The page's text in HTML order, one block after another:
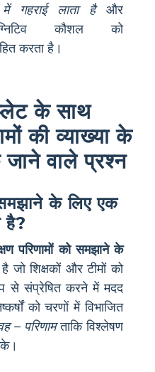
गहराई लाता हैऔर
कौशल को
करता है।
के साथ
की व्याख्या के
वाले प्रश्न
समझाने के लिए एक
है?
परिणामों को समझाने के
जो शिक्षकों और टीमों को
से संप्रेषित करने में मदद
को चरणों में विभाजित
– परिणामताकि विश्लेषण